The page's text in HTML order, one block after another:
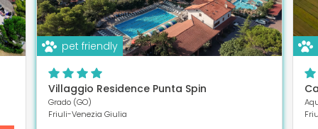
pet friendly
Villaggio Residence Punta Spin
Grado (GO)
Friuli-Venezia Giulia